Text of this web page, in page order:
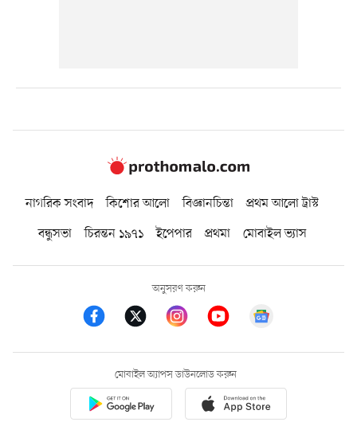
নাগরিক সংবাদ কিশোর আলো বিজ্ঞানচিন্তা
প্রথম আলো ট্রাস্ট
বন্ধুসভা
চিরন্তন ১৯৭১ ইপেপার প্রথমা মোবাইল ভ্যাস
অনুসরণ করুন
মোবাইল অ্যাপস ডাউনলোড করুন